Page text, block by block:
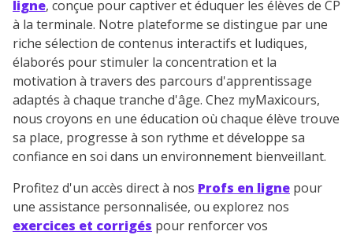
ligne, conçue pour captiver et éduquer les élèves de CP
à la terminale. Notre plateforme se distingue par une
riche sélection de contenus interactifs et ludiques,
élaborés pour stimuler la concentration et la
motivation à travers des parcours d'apprentissage
adaptés à chaque tranche d'âge. Chez myMaxicours,
nous croyons en une éducation où chaque élève trouve
sa place, progresse à son rythme et développe sa
confiance en soi dans un environnement bienveillant.
Profitez d'un accès direct à nos Profs en ligne pour
une assistance personnalisée, ou explorez nos
exercices et corrigés pour renforcer vos